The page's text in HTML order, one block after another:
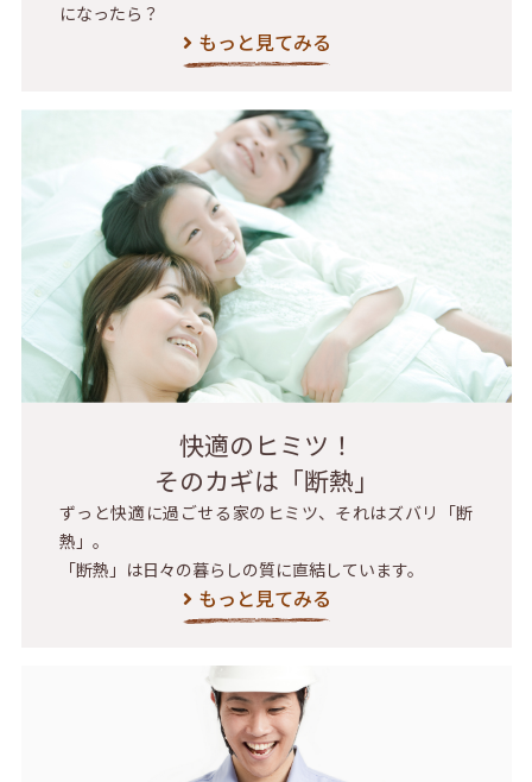
になったら？
もっと見てみる
快適のヒミツ！
そのカギは「断熱」
ずっと快適に過ごせる家のヒミツ、それはズバリ「断
熱」。
「断熱」は日々の暮らしの質に直結しています。
もっと見てみる